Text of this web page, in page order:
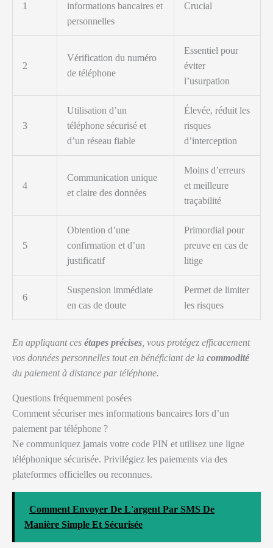
1
informations bancaires et
personnelles
Crucial
2
Vérification du numéro
de téléphone
Essentiel pour
éviter
l’usurpation
3
Utilisation d’un
téléphone sécurisé et
d’un réseau fiable
Élevée, réduit les
risques
d’interception
4
Communication unique
et claire des données
Moins d’erreurs
et meilleure
traçabilité
5
Obtention d’une
confirmation et d’un
justificatif
Primordial pour
preuve en cas de
litige
6
Suspension immédiate
en cas de doute
Permet de limiter
les risques
En appliquant ces étapes précises , vous protégez efficacement
vos données personnelles tout en bénéficiant de la commodité
du paiement à distance par téléphone.
Questions fréquemment posées
Comment sécuriser mes informations bancaires lors d’un
paiement par téléphone ?
Ne communiquez jamais votre code PIN et utilisez une ligne
téléphonique sécurisée. Privilégiez les paiements via des
plateformes officielles ou reconnues.
Comment Envoyer De L'argent Par SMS De
Manière Simple Et Sécurisée